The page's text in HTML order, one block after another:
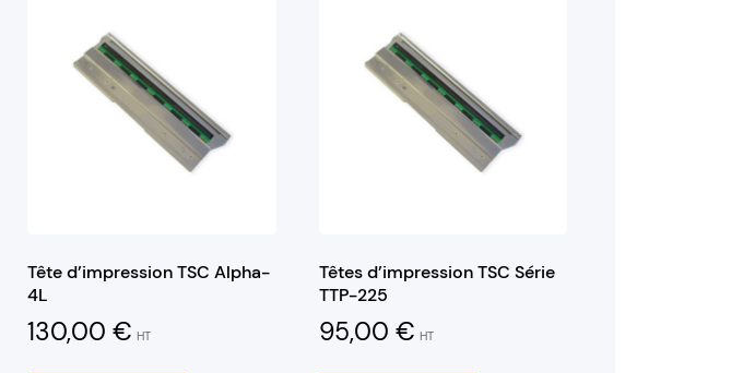
Tête d’impression TSC Alpha-
4L
130,00€ HT
Têtes d’impression TSC Série
TTP-225
95,00 € HT